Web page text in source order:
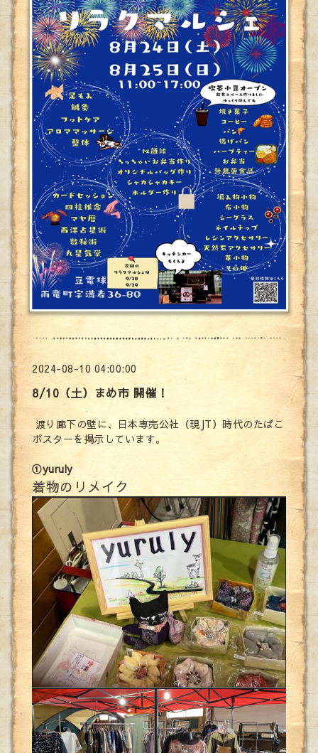
2024-08-10 04:00:00
8/10（土）まめ市 開催！
渡り廊下の壁に、日本専売公社（現JT）時代のたばこ
ポスターを掲示しています。
①yuruly
着物のリメイク